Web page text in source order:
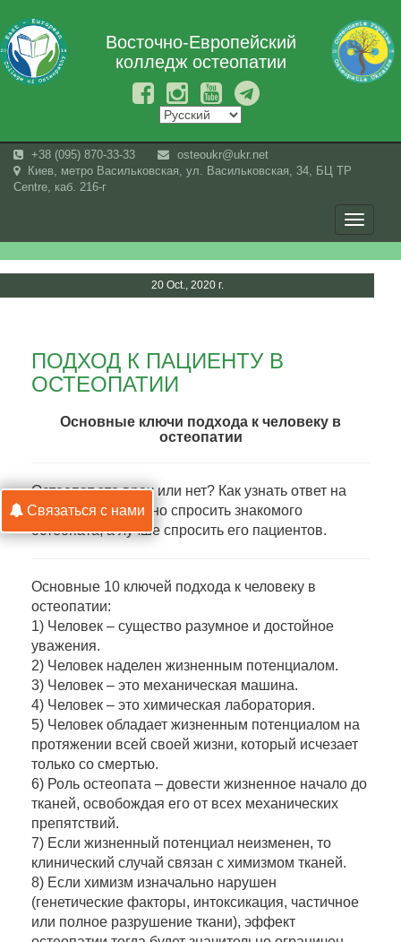
Восточно-Европейский
колледж остеопатии
+38 (095) 870-33-33
osteoukr@ukr.net
Киев, метро Васильковская, ул. Васильковская, 34, БЦ TP
Centre, каб. 216-г
Toggle
20 Oct., 2020 г.
ПОДХОД К ПАЦИЕНТУ В
ОСТЕОПАТИИ
Основные ключи подхода к человеку в
остеопатии
Остеопат это врач или нет? Как узнать ответ на
этот вопрос? Можно спросить знакомого
остеопата, а лучше спросить его пациентов.
Основные 10 ключей подхода к человеку в
остеопатии:
1) Человек – существо разумное и достойное
уважения.
2) Человек наделен жизненным потенциалом.
3) Человек – это механическая машина.
4) Человек – это химическая лаборатория.
5) Человек обладает жизненным потенциалом на
протяжении всей своей жизни, который исчезает
только со смертью.
6) Роль остеопата – довести жизненное начало до
тканей, освобождая его от всех механических
препятствий.
7) Если жизненный потенциал неизменен, то
клинический случай связан с химизмом тканей.
8) Если химизм изначально нарушен
(генетические факторы, интоксикация, частичное
или полное разрушение ткани), эффект
Связаться с нами